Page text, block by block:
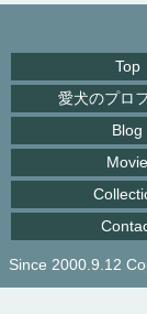
Top
愛犬のプロ
Blog
Movie
Since 2000.9.12